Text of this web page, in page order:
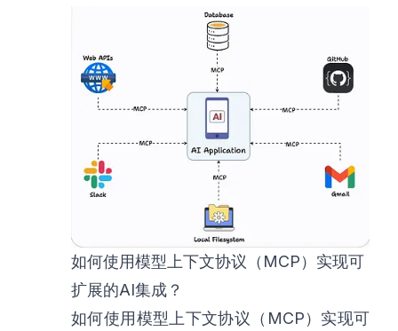
如何使用模型上下文协议（MCP）实现可
扩展的AI集成？
如何使用模型上下文协议（MCP）实现可